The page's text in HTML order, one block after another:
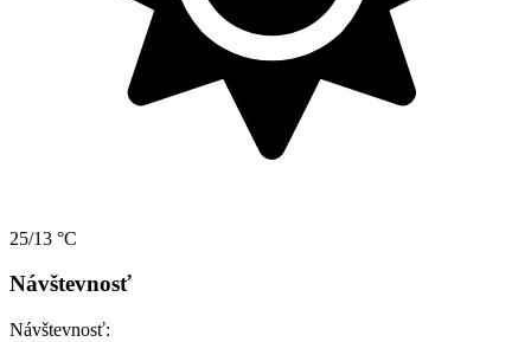
25/13 °C
Návštevnosť
Návštevnosť: